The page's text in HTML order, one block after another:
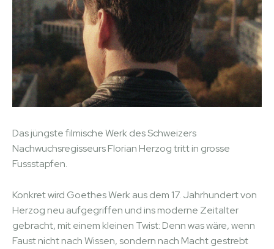
Das jüngste filmische Werk des Schweizers
Nachwuchsregisseurs Florian Herzog tritt in grosse
Fussstapfen.
Konkret wird Goethes Werk aus dem 17. Jahrhundert von
Herzog neu aufgegriffen und ins moderne Zeitalter
gebracht, mit einem kleinen Twist: Denn was wäre, wenn
Faust nicht nach Wissen, sondern nach Macht gestrebt